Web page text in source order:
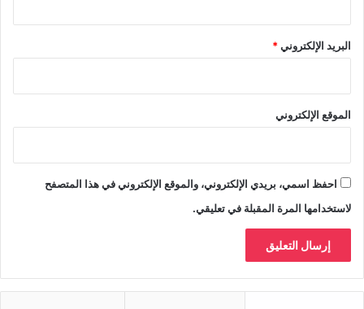
البريد الإلكتروني*
الموقع الإلكتروني
احفظ اسمي، بريدي الإلكتروني، والموقع الإلكتروني في هذا المتصفح
لاستخدامها المرة المقبلة في تعليقي.